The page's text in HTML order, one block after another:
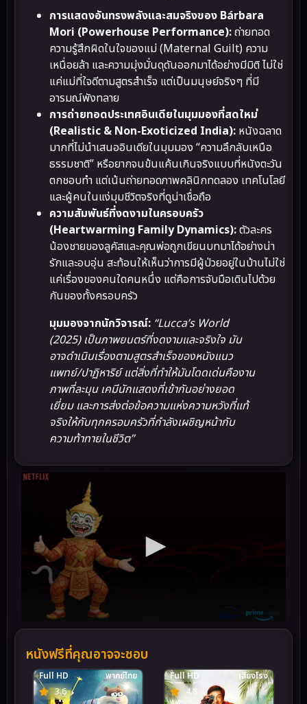
การแสดงอันทรงพลังและสมจริงของ Bárbara
Mori (Powerhouse Performance):ถ่ายทอด
ความรู้สึกผิดในใจของแม่ (Maternal Guilt) ความ
เหนื่อยล้า และความมุ่งมั่นดุดันออกมาได้อย่างมีมิติ ไม่ใช่
แค่แม่ที่ใจดีตามสูตรสำเร็จ แต่เป็นมนุษย์จริงๆ ที่มี
อารมณ์พังทลาย
การถ่ายทอดประเทศอินเดียในมุมมองที่สดใหม่
(Realistic & Non-Exoticized India): หนังฉลาด
มากที่ไม่นำเสนออินเดียในมุมมอง “ความลึกลับเหนือ
ธรรมชาติ” หรือยากจนข้นแค้นเกินจริงแบบที่หนังตะวัน
ตกชอบทำ แต่เน้นถ่ายทอดภาพคลินิกทดลอง เทคโนโลยี
และผู้คนในแง่มุมชีวิตจริงที่ดูน่าเชื่อถือ
ความสัมพันธ์ที่งดงามในครอบครัว
(Heartwarming Family Dynamics):ตัวละคร
น้องชายของลูคัสและคุณพ่อถูกเขียนบทมาได้อย่างน่า
รักและอบอุ่น สะท้อนให้เห็นว่าการมีผู้ป่วยอยู่ในบ้านไม่ใช่
แค่เรื่องของคนใดคนหนึ่ง แต่คือการจับมือเดินไปด้วย
กันของทั้งครอบครัว
มุมมองจากนักวิจารณ์: “Lucca’s World
(2025) เป็นภาพยนตร์ที่งดงามและจริงใจ มัน
อาจดำเนินเรื่องตามสูตรสำเร็จของหนังแนว
แพทย์/ปาฏิหาริย์ แต่สิ่งที่ทำให้มันโดดเด่นคืองาน
ภาพที่ละมุน เคมีนักแสดงที่เข้ากันอย่างยอด
เยี่ยม และการส่งต่อข้อความแห่งความหวังที่แท้
จริงให้กับทุกครอบครัวที่กำลังเผชิญหน้ากับ
ความท้าทายในชีวิต”
หนังฟรีที่คุณอาจจะชอบ
3.6
Full HD
พากย์ไทย
4.8
Full HD เสียงโรง